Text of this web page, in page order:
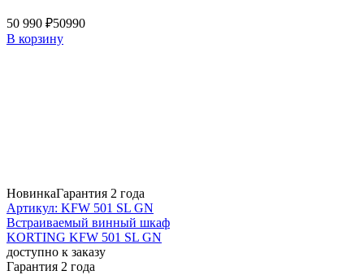
50 990 ₽50990
В корзину
НовинкаГарантия 2 года
Артикул: KFW 501 SL GN
Встраиваемый винный шкаф
KORTING KFW 501 SL GN
доступно к заказу
Гарантия 2 года